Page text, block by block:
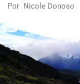
Por Nicole Donoso